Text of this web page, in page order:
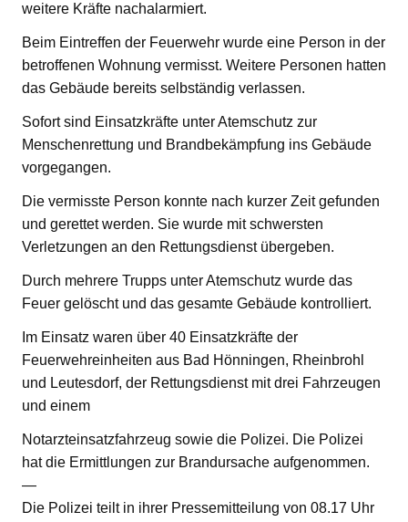
weitere Kräfte nachalarmiert.
Beim Eintreffen der Feuerwehr wurde eine Person in der
betroffenen Wohnung vermisst. Weitere Personen hatten
das Gebäude bereits selbständig verlassen.
Sofort sind Einsatzkräfte unter Atemschutz zur
Menschenrettung und Brandbekämpfung ins Gebäude
vorgegangen.
Die vermisste Person konnte nach kurzer Zeit gefunden
und gerettet werden. Sie wurde mit schwersten
Verletzungen an den Rettungsdienst übergeben.
Durch mehrere Trupps unter Atemschutz wurde das
Feuer gelöscht und das gesamte Gebäude kontrolliert.
Im Einsatz waren über 40 Einsatzkräfte der
Feuerwehreinheiten aus Bad Hönningen, Rheinbrohl
und Leutesdorf, der Rettungsdienst mit drei Fahrzeugen
und einem
Notarzteinsatzfahrzeug sowie die Polizei. Die Polizei
hat die Ermittlungen zur Brandursache aufgenommen.
—
Die Polizei teilt in ihrer Pressemitteilung von 08.17 Uhr